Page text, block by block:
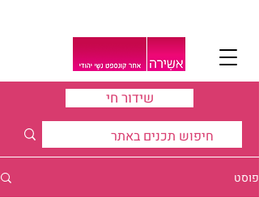
שידור חי
פוסט